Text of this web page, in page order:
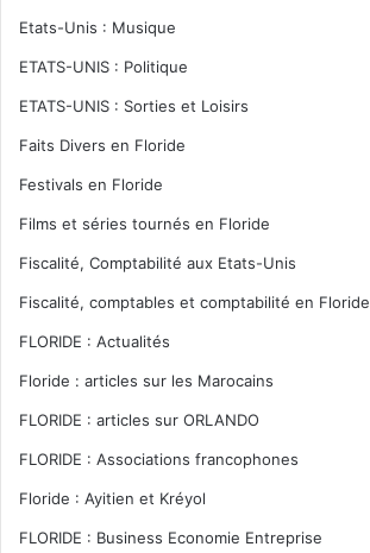
Etats-Unis : Musique
ETATS-UNIS : Politique
ETATS-UNIS : Sorties et Loisirs
Faits Divers en Floride
Festivals en Floride
Films et séries tournés en Floride
Fiscalité, Comptabilité aux Etats-Unis
Fiscalité, comptables et comptabilité en Floride
FLORIDE : Actualités
Floride : articles sur les Marocains
FLORIDE : articles sur ORLANDO
FLORIDE : Associations francophones
Floride : Ayitien et Kréyol
FLORIDE : Business Economie Entreprise